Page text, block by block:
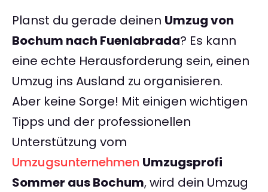
Planst du gerade deinen Umzug von
Bochum nach Fuenlabrada? Es kann
eine echte Herausforderung sein, einen
Umzug ins Ausland zu organisieren.
Aber keine Sorge! Mit einigen wichtigen
Tipps und der professionellen
Unterstützung vom
Umzugsunternehmen Umzugsprofi
Sommer aus Bochum, wird dein Umzug